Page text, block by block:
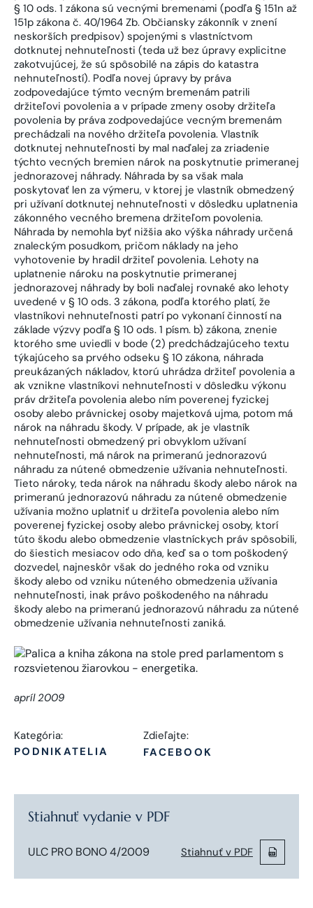
§ 10 ods. 1 zákona sú vecnými bremenami (podľa § 151n až
151p zákona č. 40/1964 Zb. Občiansky zákonník v znení
neskorších predpisov) spojenými s vlastníctvom
dotknutej nehnuteľnosti (teda už bez úpravy explicitne
zakotvujúcej, že sú spôsobilé na zápis do katastra
nehnuteľností). Podľa novej úpravy by práva
zodpovedajúce týmto vecným bremenám patrili
držiteľovi povolenia a v prípade zmeny osoby držiteľa
povolenia by práva zodpovedajúce vecným bremenám
prechádzali na nového držiteľa povolenia. Vlastník
dotknutej nehnuteľnosti by mal naďalej za zriadenie
týchto vecných bremien nárok na poskytnutie primeranej
jednorazovej náhrady. Náhrada by sa však mala
poskytovať len za výmeru, v ktorej je vlastník obmedzený
pri užívaní dotknutej nehnuteľnosti v dôsledku uplatnenia
zákonného vecného bremena držiteľom povolenia.
Náhrada by nemohla byť nižšia ako výška náhrady určená
znaleckým posudkom, pričom náklady na jeho
vyhotovenie by hradil držiteľ povolenia. Lehoty na
uplatnenie nároku na poskytnutie primeranej
jednorazovej náhrady by boli naďalej rovnaké ako lehoty
uvedené v § 10 ods. 3 zákona, podľa ktorého platí, že
vlastníkovi nehnuteľnosti patrí po vykonaní činností na
základe výzvy podľa § 10 ods. 1 písm. b) zákona, znenie
ktorého sme uviedli v bode (2) predchádzajúceho textu
týkajúceho sa prvého odseku § 10 zákona, náhrada
preukázaných nákladov, ktorú uhrádza držiteľ povolenia a
ak vznikne vlastníkovi nehnuteľnosti v dôsledku výkonu
práv držiteľa povolenia alebo ním poverenej fyzickej
osoby alebo právnickej osoby majetková ujma, potom má
nárok na náhradu škody. V prípade, ak je vlastník
nehnuteľnosti obmedzený pri obvyklom užívaní
nehnuteľnosti, má nárok na primeranú jednorazovú
náhradu za nútené obmedzenie užívania nehnuteľnosti.
Tieto nároky, teda nárok na náhradu škody alebo nárok na
primeranú jednorazovú náhradu za nútené obmedzenie
užívania možno uplatniť u držiteľa povolenia alebo ním
poverenej fyzickej osoby alebo právnickej osoby, ktorí
túto škodu alebo obmedzenie vlastníckych práv spôsobili,
do šiestich mesiacov odo dňa, keď sa o tom poškodený
dozvedel, najneskôr však do jedného roka od vzniku
škody alebo od vzniku núteného obmedzenia užívania
nehnuteľnosti, inak právo poškodeného na náhradu
škody alebo na primeranú jednorazovú náhradu za nútené
obmedzenie užívania nehnuteľnosti zaniká.
apríl 2009
Kategória:
PODNIKATELIA
Zdieľajte:
FACEBOOK
Stiahnuť vydanie v PDF
ULC PRO BONO 4/2009 Stiahnuť v PDF